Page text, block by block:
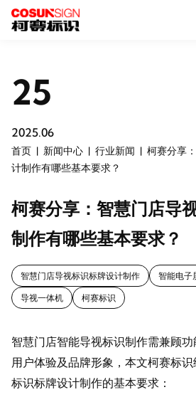
首页 新闻中心 行业新闻
柯赛分享
计制作有哪些基本要求？
柯赛分享：智慧门店导
制作有哪些基本要求？
智慧门店导视标识标牌设计制作 智能电子
导视一体机 柯赛标识
25
2025.06
智慧门店智能导视标识制作需兼顾功
用户体验及品牌形象，本文柯赛标
标识标牌设计制作的基本要求：